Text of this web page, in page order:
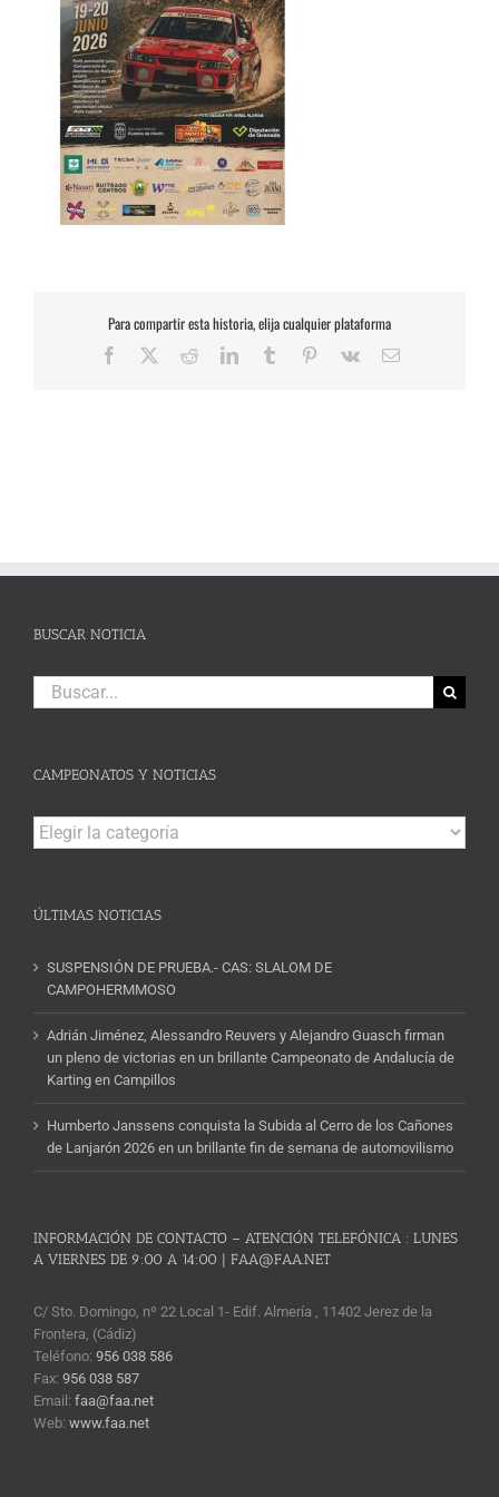
Para compartir esta historia, elija cualquier plataforma
Facebook RedditLinkedInTumblr Pinterest
Vk
Correo
BUSCAR NOTICIA
Buscar:
CAMPEONATOS Y NOTICIAS
Campeonatos
y
ÚLTIMAS NOTICIAS
SUSPENSIÓN DE PRUEBA.- CAS: SLALOM DE
CAMPOHERMMOSO
Adrián Jiménez, Alessandro Reuvers y Alejandro Guasch firman
un pleno de victorias en un brillante Campeonato de Andalucía de
Karting en Campillos
Humberto Janssens conquista la Subida al Cerro de los Cañones
de Lanjarón 2026 en un brillante fin de semana de automovilismo
INFORMACIÓN DE CONTACTO – ATENCIÓN TELEFÓNICA : LUNES
A VIERNES DE 9:00 A 14:00 | FAA@FAA.NET
C/ Sto. Domingo, nº 22 Local 1- Edif. Almería , 11402 Jerez de la
Frontera, (Cádiz)
Teléfono: 956 038 586
Fax: 956 038 587
Email: faa@faa.net
Web: www.faa.net